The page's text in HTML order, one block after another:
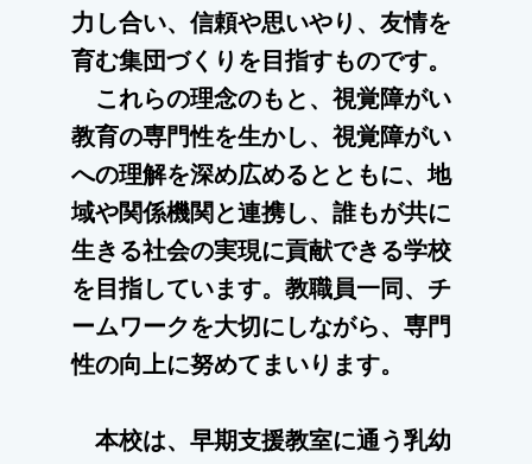
力し合い、信頼や思いやり、友情を
育む集団づくりを目指すものです。
これらの理念のもと、視覚障がい
教育の専門性を生かし、視覚障がい
への理解を深め広めるとともに、地
域や関係機関と連携し、誰もが共に
生きる社会の実現に貢献できる学校
を目指しています。教職員一同、チ
ームワークを大切にしながら、専門
性の向上に努めてまいります。
本校は、早期支援教室に通う乳幼